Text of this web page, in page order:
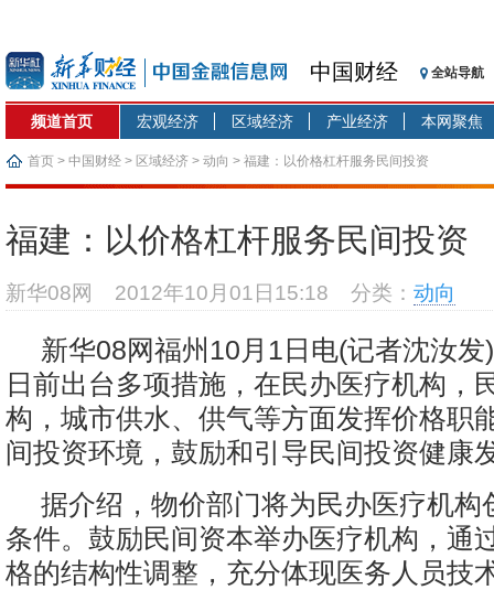
中国财经 全站导航
频道首页 宏观经济 区域经济 产业经济 本网聚焦
首页 > 中国财经 > 区域经济 > 动向 > 福建：以价格杠杆服务民间投资
福建：以价格杠杆服务民间投资
新华08网 2012年10月01日15:18 分类： 动向
新华08网福州10月1日电(记者沈汝
日前出台多项措施，在民办医疗机构，
构，城市供水、供气等方面发挥价格职
间投资环境，鼓励和引导民间投资健康
据介绍，物价部门将为民办医疗机构
条件。鼓励民间资本举办医疗机构，通
格的结构性调整，充分体现医务人员技